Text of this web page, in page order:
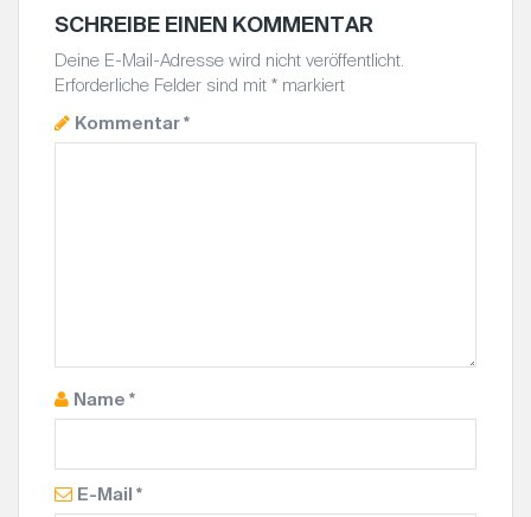
SCHREIBE EINEN KOMMENTAR
Deine E-Mail-Adresse wird nicht veröffentlicht.
Erforderliche Felder sind mit * markiert
Kommentar*
Name *
E-Mail *